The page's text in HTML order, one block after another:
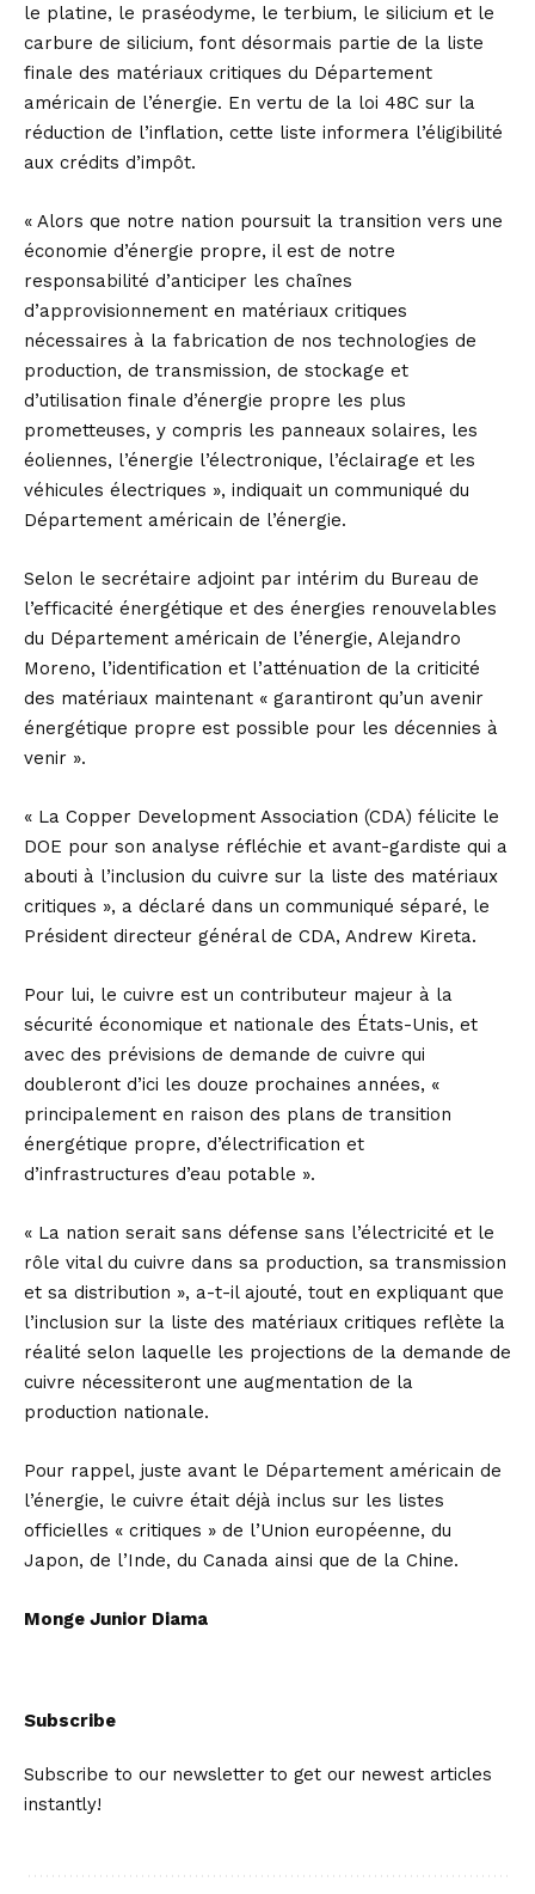
le platine, le praséodyme, le terbium, le silicium et le
carbure de silicium, font désormais partie de la liste
finale des matériaux critiques du Département
américain de l’énergie. En vertu de la loi 48C sur la
réduction de l’inflation, cette liste informera l’éligibilité
aux crédits d’impôt.
« Alors que notre nation poursuit la transition vers une
économie d’énergie propre, il est de notre
responsabilité d’anticiper les chaînes
d’approvisionnement en matériaux critiques
nécessaires à la fabrication de nos technologies de
production, de transmission, de stockage et
d’utilisation finale d’énergie propre les plus
prometteuses, y compris les panneaux solaires, les
éoliennes, l’énergie l’électronique, l’éclairage et les
véhicules électriques », indiquait un communiqué du
Département américain de l’énergie.
Selon le secrétaire adjoint par intérim du Bureau de
l’efficacité énergétique et des énergies renouvelables
du Département américain de l’énergie, Alejandro
Moreno, l’identification et l’atténuation de la criticité
des matériaux maintenant « garantiront qu’un avenir
énergétique propre est possible pour les décennies à
venir ».
« La Copper Development Association (CDA) félicite le
DOE pour son analyse réfléchie et avant-gardiste qui a
abouti à l’inclusion du cuivre sur la liste des matériaux
critiques », a déclaré dans un communiqué séparé, le
Président directeur général de CDA, Andrew Kireta.
Pour lui, le cuivre est un contributeur majeur à la
sécurité économique et nationale des États-Unis, et
avec des prévisions de demande de cuivre qui
doubleront d’ici les douze prochaines années, «
principalement en raison des plans de transition
énergétique propre, d’électrification et
d’infrastructures d’eau potable ».
« La nation serait sans défense sans l’électricité et le
rôle vital du cuivre dans sa production, sa transmission
et sa distribution », a-t-il ajouté, tout en expliquant que
l’inclusion sur la liste des matériaux critiques reflète la
réalité selon laquelle les projections de la demande de
cuivre nécessiteront une augmentation de la
production nationale.
Pour rappel, juste avant le Département américain de
l’énergie, le cuivre était déjà inclus sur les listes
officielles « critiques » de l’Union européenne, du
Japon, de l’Inde, du Canada ainsi que de la Chine.
Monge Junior Diama
Subscribe
Subscribe to our newsletter to get our newest articles
instantly!